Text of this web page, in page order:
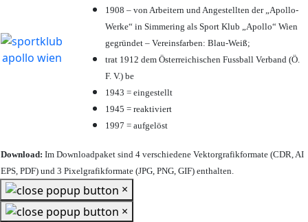
1908 – von Arbeitern und Angestellten der „Apollo-
Werke“ in Simmering als Sport Klub „Apollo“ Wien
gegründet – Vereinsfarben: Blau-Weiß;
trat 1912 dem Österreichischen Fussball Verband (Ö.
F. V.) be
1943 = eingestellt
1945 = reaktiviert
1997 = aufgelöst
Download: Im Downloadpaket sind 4 verschiedene Vektorgrafikformate (CDR, AI
EPS, PDF) und 3 Pixelgrafikformate (JPG, PNG, GIF) enthalten.
×
×